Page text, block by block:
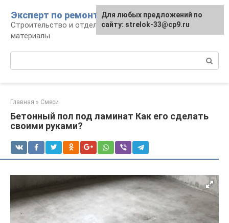
контенту
Эксперт по ремонту
Строительство и отделка: работы и
материалы
Главная » Смеси
Бетонный пол под ламинат Как его сделать
своими руками?
Для любых предложений по
сайту: strelok-33@cp9.ru
Для любых предложений по
сайту: strelok-33@cp9.ru